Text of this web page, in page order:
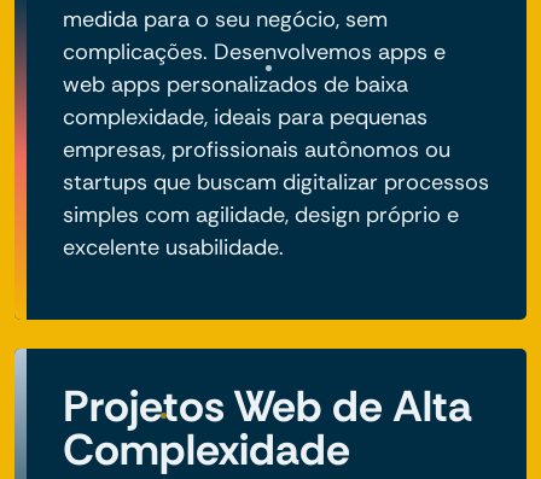
medida para o seu negócio, sem
complicações. Desenvolvemos apps e
web apps personalizados de baixa
complexidade, ideais para pequenas
empresas, profissionais autônomos ou
startups que buscam digitalizar processos
simples com agilidade, design próprio e
excelente usabilidade.
Projetos Web de Alta
Complexidade